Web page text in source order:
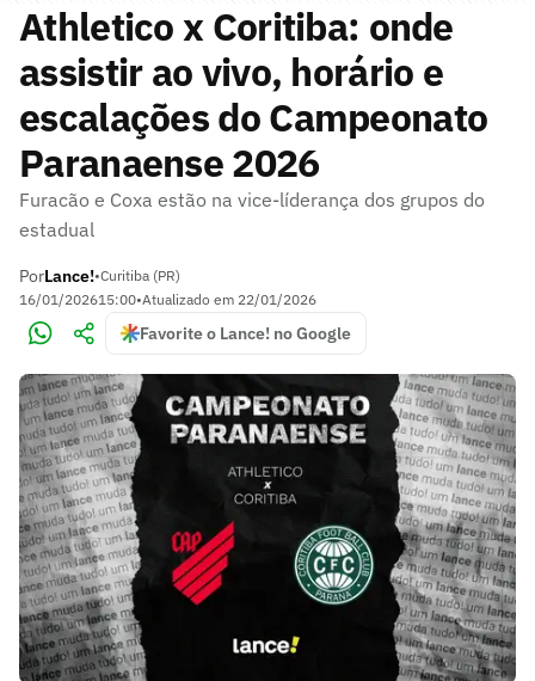
Athletico x Coritiba: onde
assistir ao vivo, horário e
escalações do Campeonato
Paranaense 2026
Furacão e Coxa estão na vice-líderança dos grupos do
estadual
PorLance!•Curitiba (PR)
16/01/202615:00•Atualizado em 22/01/2026
Favorite o Lance! no Google